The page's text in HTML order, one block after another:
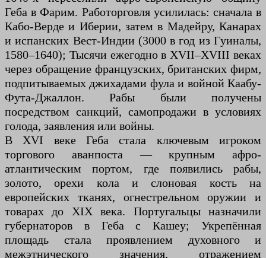
Геба в Фарим. Работорговля усилилась: сначала в
Кабо-Верде и Иберии, затем в Мадейру, Канарах
и испанских Вест-Индии (3000 в год из Гуиналы,
1580–1640); Тысячи ежегодно в XVII–XVIII веках
через обращение французских, британских фирм,
подпитываемых джихадами фула и войной Каабу-
Фута-Джаллон. Рабы были получены
посредством санкций, самопродажи в условиях
голода, заявления или войны.
В XVI веке Геба стала ключевым игроком
торгового аванпоста — крупным афро-
атлантическим портом, где появились рабы,
золото, орехи кола и слоновая кость на
европейских тканях, огнестрельном оружии и
товарах до XIX века. Португальцы назначили
губернаторов в Геба с Кашеу; Укрепённая
площадь стала проявлением духовного и
межэтнического значения, отражением